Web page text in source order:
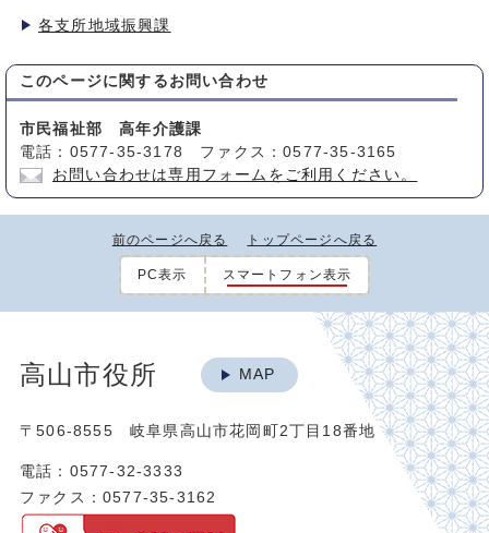
各支所地域振興課
このページに関する お問い合わせ
市民福祉部 高年介護課
電話：0577-35-3178 ファクス：0577-35-3165
お問い合わせは専用フォームをご利用ください。
前のページへ戻る トップページへ戻る
PC表示 スマートフォン表示
高山市役所 MAP
〒506-8555 岐阜県高山市花岡町2丁目18番地
電話：0577-32-3333
ファクス：0577-35-3162